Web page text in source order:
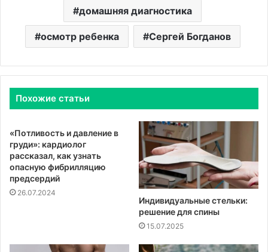
домашняя диагностика
осмотр ребенка Сергей Богданов
Похожие статьи
«Потливость и давление в
груди»: кардиолог
рассказал, как узнать
опасную фибрилляцию
предсердий
26.07.2024
Индивидуальные стельки:
решение для спины
15.07.2025